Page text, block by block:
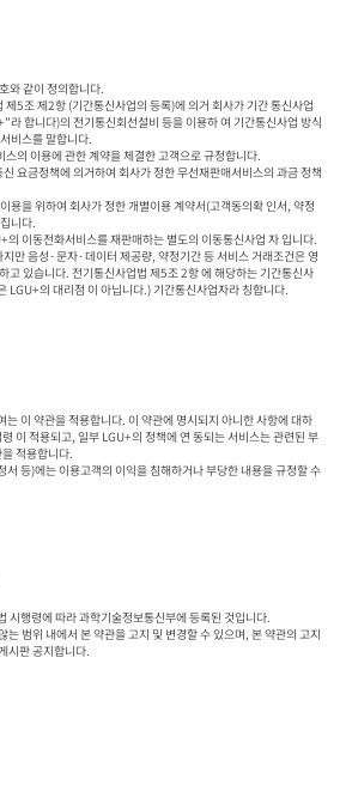
와 같이 정의합니다.
5조 제2항 (기간통신사업의 등록)에 의거 회사가 기간 통신사업
라 합니다)의 전기통신회선설비 등을 이용하 여 기간통신사업 방식
비스를 말합니다.
의 이용에 관한 계약을 체결한 고객으로 규정합니다.
요금정책에 의거하여 회사가 정한 무선재판매서비스의 과금 정책
용을 위하여 회사가 정한 개별이용 계약서(고객동의확 인서, 약정
니다.
이동전화서비스를 재판매하는 별도의 이동통신사업 자 입니다.
만 음성·문자·데이터 제공량, 약정기간 등 서비스 거래조건은 영
고 있습니다. 전기통신사업법 제5조 2항 에 해당하는 기간통신사
LGU+의 대리점 이 아닙니다.) 기간통신사업자라 칭합니다.
이 약관을 적용합니다. 이 약관에 명시되지 아니한 사항에 대하
이 적용되고, 일부 LGU+의 정책에 연 동되는 서비스는 관련된 부
적용합니다.
등)에는 이용고객의 이익을 침해하거나 부당한 내용을 규정할 수
시행령에 따라 과학기술정보통신부에 등록된 것입니다.
범위 내에서 본 약관을 고지 및 변경할 수 있으며, 본 약관의 고지
시판 공지합니다.